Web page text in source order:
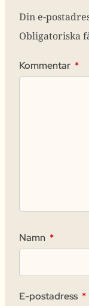
Din e-
Obligatoriska
Kommentar *
Namn *
E-postadress *